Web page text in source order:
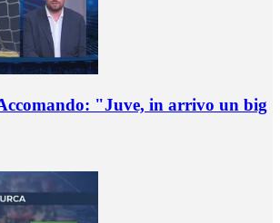
"Juve, in arrivo un big